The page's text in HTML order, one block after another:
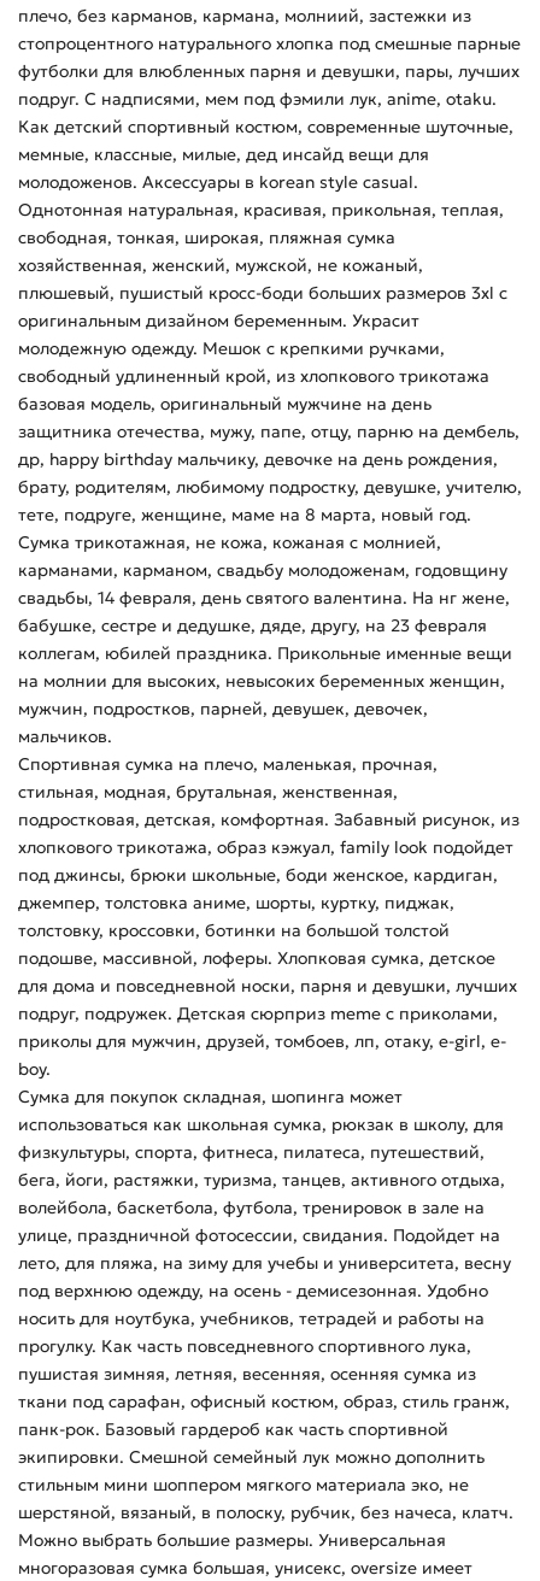
плечо, без карманов, кармана, молниий, застежки из
стопроцентного натурального хлопка под смешные парные
футболки для влюбленных парня и девушки, пары, лучших
подруг. С надписями, мем под фэмили лук, anime, otaku.
Как детский спортивный костюм, современные шуточные,
мемные, классные, милые, дед инсайд вещи для
молодоженов. Аксессуары в korean style casual.
Однотонная натуральная, красивая, прикольная, теплая,
свободная, тонкая, широкая, пляжная сумка
хозяйственная, женский, мужской, не кожаный,
плюшевый, пушистый кросс-боди больших размеров 3xl с
оригинальным дизайном беременным. Украсит
молодежную одежду. Мешок с крепкими ручками,
свободный удлиненный крой, из хлопкового трикотажа
базовая модель, оригинальный мужчине на день
защитника отечества, мужу, папе, отцу, парню на дембель,
др, happy birthday мальчику, девочке на день рождения,
брату, родителям, любимому подростку, девушке, учителю,
тете, подруге, женщине, маме на 8 марта, новый год.
Сумка трикотажная, не кожа, кожаная с молнией,
карманами, карманом, свадьбу молодоженам, годовщину
свадьбы, 14 февраля, день святого валентина. На нг жене,
бабушке, сестре и дедушке, дяде, другу, на 23 февраля
коллегам, юбилей праздника. Прикольные именные вещи
на молнии для высоких, невысоких беременных женщин,
мужчин, подростков, парней, девушек, девочек,
мальчиков.
Спортивная сумка на плечо, маленькая, прочная,
стильная, модная, брутальная, женственная,
подростковая, детская, комфортная. Забавный рисунок, из
хлопкового трикотажа, образ кэжуал, family look подойдет
под джинсы, брюки школьные, боди женское, кардиган,
джемпер, толстовка аниме, шорты, куртку, пиджак,
толстовку, кроссовки, ботинки на большой толстой
подошве, массивной, лоферы. Хлопковая сумка, детское
для дома и повседневной носки, парня и девушки, лучших
подруг, подружек. Детская сюрприз meme с приколами,
приколы для мужчин, друзей, томбоев, лп, отаку, e-girl, e-
boy.
Сумка для покупок складная, шопинга может
использоваться как школьная сумка, рюкзак в школу, для
физкультуры, спорта, фитнеса, пилатеса, путешествий,
бега, йоги, растяжки, туризма, танцев, активного отдыха,
волейбола, баскетбола, футбола, тренировок в зале на
улице, праздничной фотосессии, свидания. Подойдет на
лето, для пляжа, на зиму для учебы и университета, весну
под верхнюю одежду, на осень - демисезонная. Удобно
носить для ноутбука, учебников, тетрадей и работы на
прогулку. Как часть повседневного спортивного лука,
пушистая зимняя, летняя, весенняя, осенняя сумка из
ткани под сарафан, офисный костюм, образ, стиль гранж,
панк-рок. Базовый гардероб как часть спортивной
экипировки. Смешной семейный лук можно дополнить
стильным мини шоппером мягкого материала эко, не
шерстяной, вязаный, в полоску, рубчик, без начеса, клатч.
Можно выбрать большие размеры. Универсальная
многоразовая сумка большая, унисекс, oversize имеет